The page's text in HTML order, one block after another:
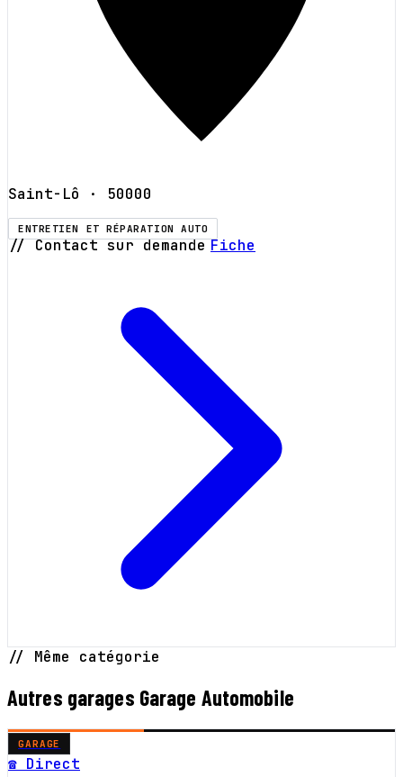
Saint-Lô · 50000
ENTRETIEN ET RÉPARATION AUTO
// Contact sur demande Fiche
// Même catégorie
Autres garages Garage Automobile
GARAGE
☎ Direct